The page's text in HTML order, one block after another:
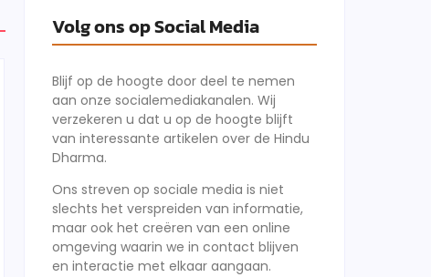
Volg ons op Social Media
Blijf op de hoogte door deel te nemen
aan onze socialemediakanalen. Wij
verzekeren u dat u op de hoogte blijft
van interessante artikelen over de Hindu
Dharma.
Ons streven op sociale media is niet
slechts het verspreiden van informatie,
maar ook het creëren van een online
omgeving waarin we in contact blijven
en interactie met elkaar aangaan.